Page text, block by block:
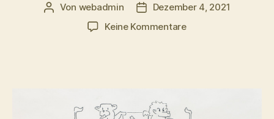
Beitragsautor
Von webadmin Beitragsdatum
Dezember 4, 2021
Keine Kommentarezu